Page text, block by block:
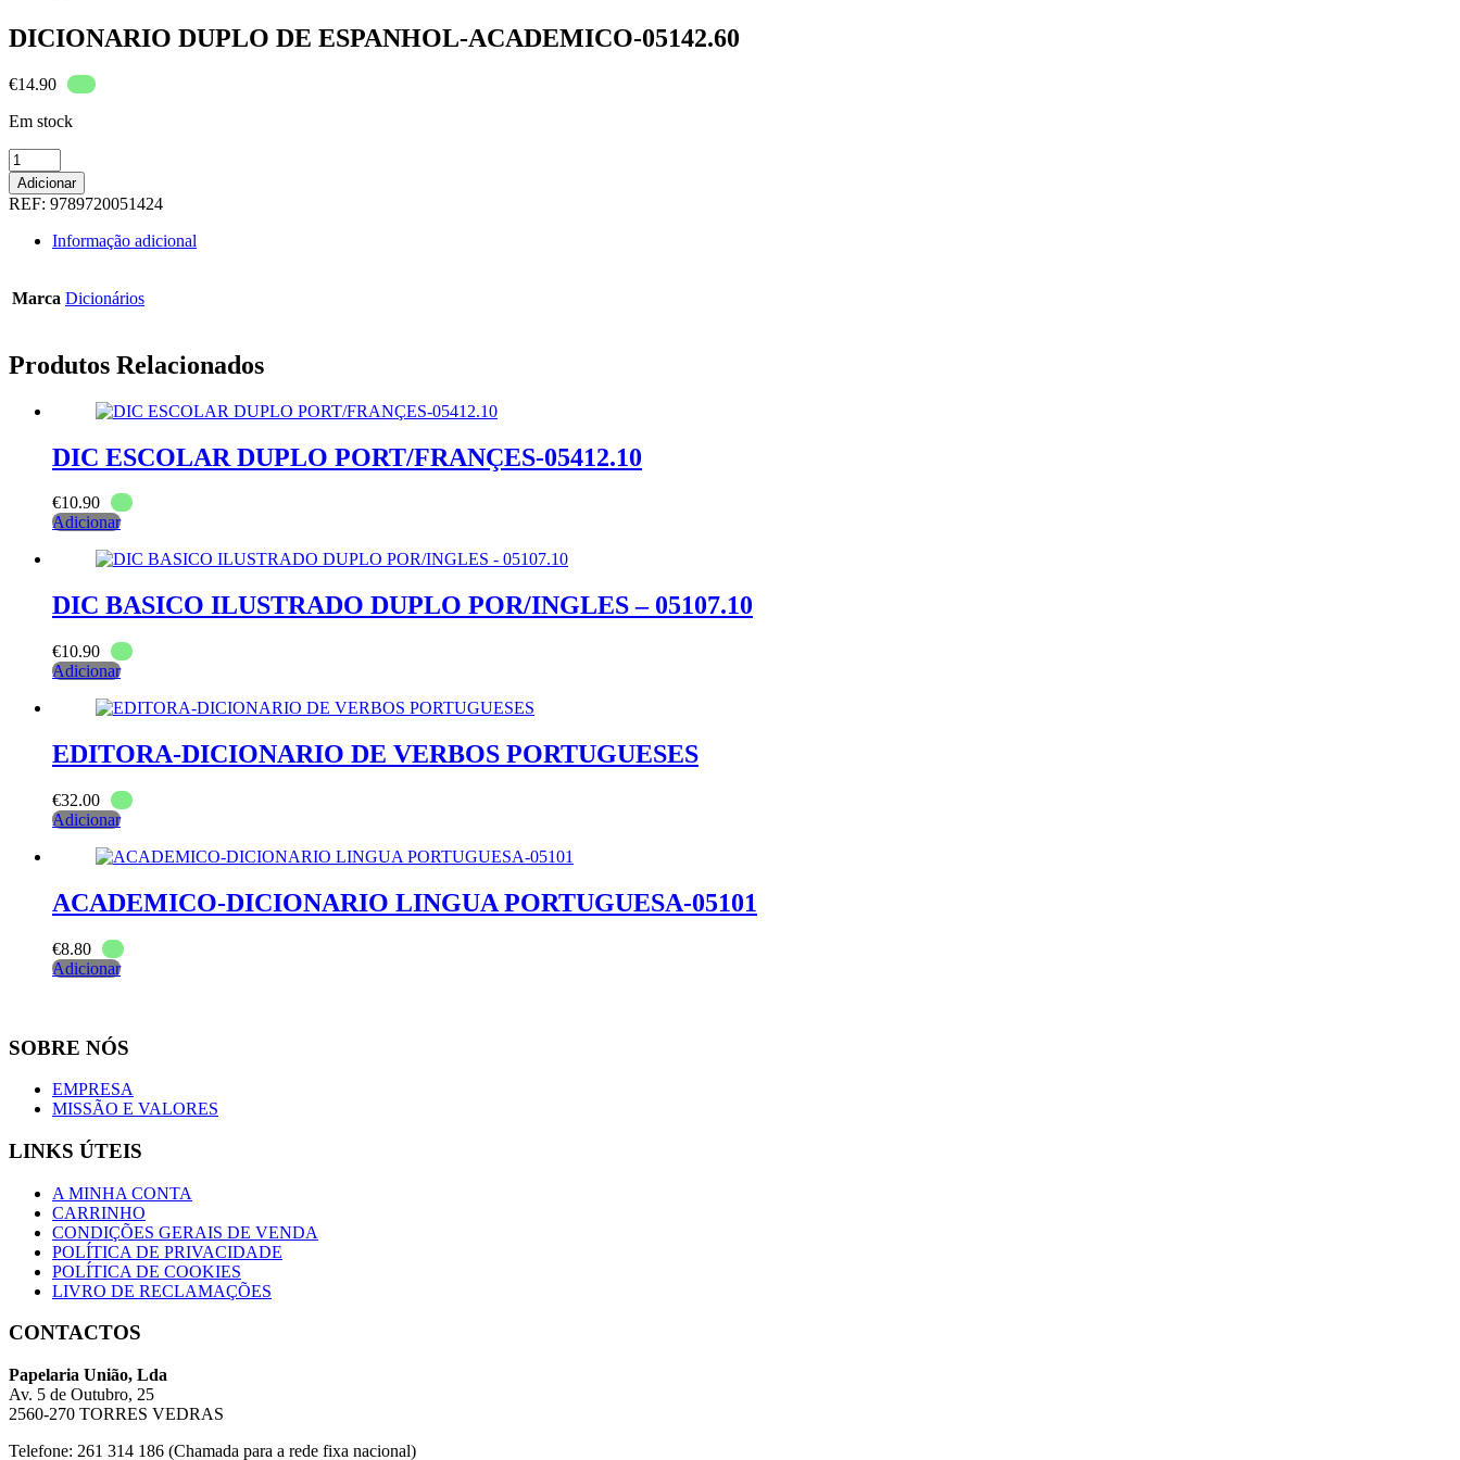
DICIONARIO DUPLO DE ESPANHOL-ACADEMICO-05142.60
€14.90
Em stock
Quantidade
de
DICIONARIO
DUPLO
ESPANHOL-
05142.60
Adicionar
REF: 9789720051424
Informação adicional
Marca Dicionários
Produtos Relacionados
DIC ESCOLAR DUPLO PORT/FRANÇES-05412.10
€10.90
Adicionar
DIC BASICO ILUSTRADO DUPLO POR/INGLES – 05107.10
€10.90
Adicionar
EDITORA-DICIONARIO DE VERBOS PORTUGUESES
€32.00
Adicionar
ACADEMICO-DICIONARIO LINGUA PORTUGUESA-05101
€8.80
Adicionar
SOBRE NÓS
EMPRESA
MISSÃO E VALORES
LINKS ÚTEIS
A MINHA CONTA
CARRINHO
CONDIÇÕES GERAIS DE VENDA
POLÍTICA DE PRIVACIDADE
POLÍTICA DE COOKIES
LIVRO DE RECLAMAÇÕES
CONTACTOS
Papelaria União, Lda
Av. 5 de Outubro, 25
2560-270 TORRES VEDRAS
Telefone: 261 314 186 (Chamada para a rede fixa nacional)